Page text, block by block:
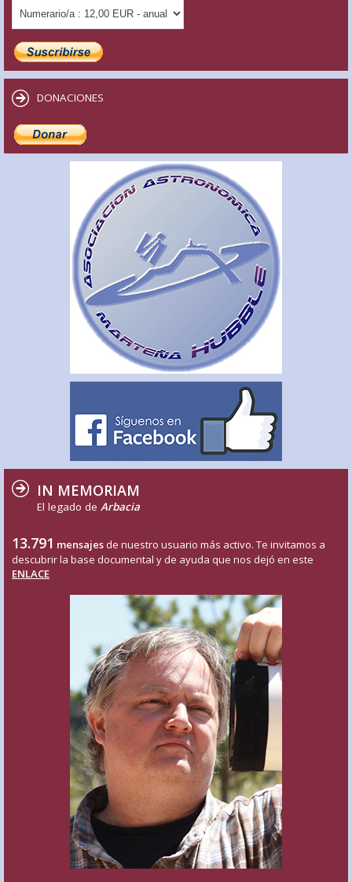
DONACIONES
IN MEMORIAM
El legado de Arbacia
13.791 mensajes de nuestro usuario más activo. Te invitamos a
descubrir la base documental y de ayuda que nos dejó en este
ENLACE